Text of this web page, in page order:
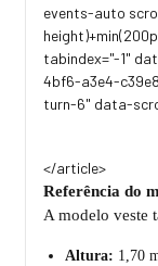
events-auto
tabindex="-1"
4bf6-a3e4-
turn-6" data-
</article>
Referência do
A modelo veste
Altura: 1,70